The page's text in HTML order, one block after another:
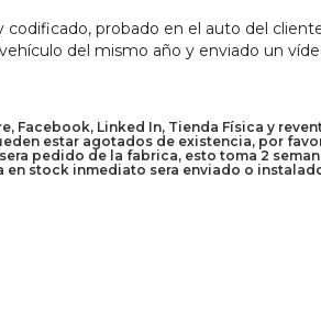
probado en el auto del
del mismo año y enviado un
Facebook, Linked In, Tienda Física y
estar agotados de existencia, por
pedido de la fabrica, esto toma 2
stock inmediato sera enviado o